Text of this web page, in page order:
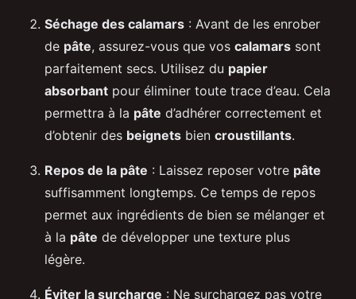
Séchage des calamars : Avant de les enrober
de pâte, assurez-vous que vos calamars sont
parfaitement secs. Utilisez du papier
absorbant pour éliminer toute trace d’eau. Cela
permettra à la pâte d’adhérer correctement et
d’obtenir des beignets bien croustillants.
Repos de la pâte : Laissez reposer votre pâte
suffisamment longtemps. Ce temps de repos
permet aux ingrédients de bien se mélanger et
à la pâte de développer une texture plus
légère.
Éviter la surcharge : Ne surchargez pas votre